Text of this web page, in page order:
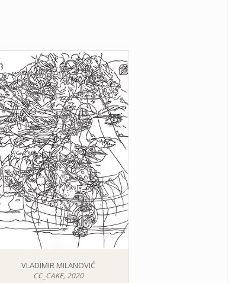
VLADIMIR MILANOVIĆ
CC_CAKE, 2020